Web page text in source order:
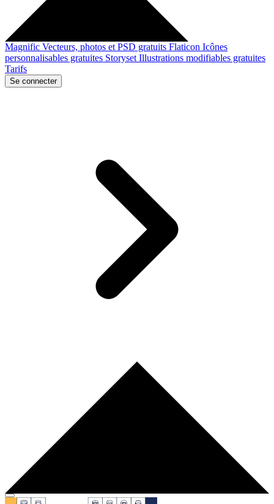
Magnific Vecteurs, photos et PSD gratuits Flaticon Icônes
personnalisables gratuites Storyset Illustrations modifiables gratuites
Tarifs
Se connecter